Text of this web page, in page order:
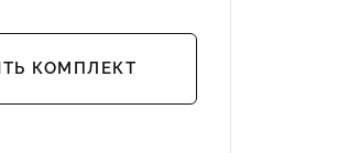
КОМПЛЕКТ